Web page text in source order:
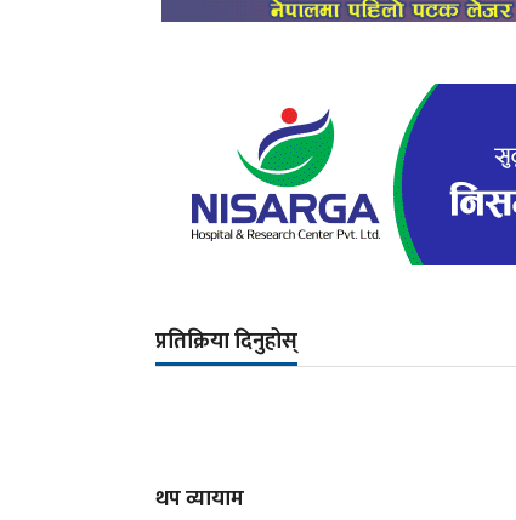
प्रतिक्रिया दिनुहोस्
थप व्यायाम